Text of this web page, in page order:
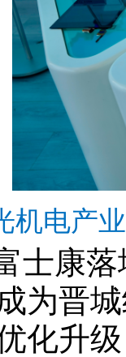
机电产
士康
为晋
化升